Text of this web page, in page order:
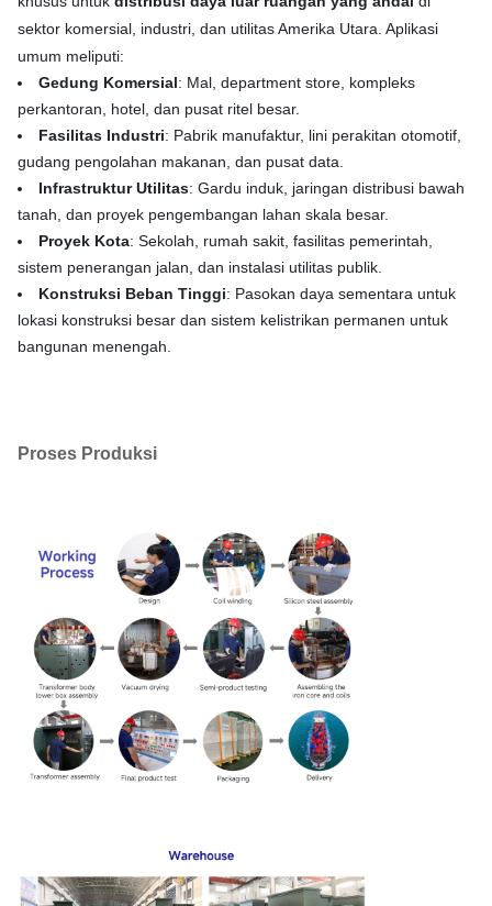
sektor komersial, industri, dan utilitas Amerika Utara. Aplikasi
umum meliputi:
Gedung Komersial: Mal, department store, kompleks
perkantoran, hotel, dan pusat ritel besar.
Fasilitas Industri: Pabrik manufaktur, lini perakitan otomotif,
gudang pengolahan makanan, dan pusat data.
Infrastruktur Utilitas: Gardu induk, jaringan distribusi bawah
tanah, dan proyek pengembangan lahan skala besar.
Proyek Kota: Sekolah, rumah sakit, fasilitas pemerintah,
sistem penerangan jalan, dan instalasi utilitas publik.
Konstruksi Beban Tinggi: Pasokan daya sementara untuk
lokasi konstruksi besar dan sistem kelistrikan permanen untuk
bangunan menengah.
Proses Produksi